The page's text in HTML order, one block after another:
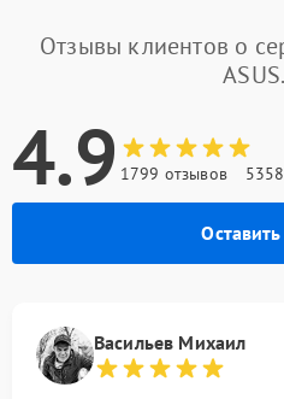
Отзывы клиентов о
4.9 1799 отзывов
Васильев Михаил